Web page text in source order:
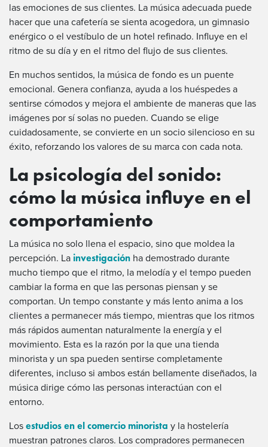
las emociones de sus clientes. La música adecuada puede
hacer que una cafetería se sienta acogedora, un gimnasio
enérgico o el vestíbulo de un hotel refinado. Influye en el
ritmo de su día y en el ritmo del flujo de sus clientes.
En muchos sentidos, la música de fondo es un puente
emocional. Genera confianza, ayuda a los huéspedes a
sentirse cómodos y mejora el ambiente de maneras que las
imágenes por sí solas no pueden. Cuando se elige
cuidadosamente, se convierte en un socio silencioso en su
éxito, reforzando los valores de su marca con cada nota.
La psicología del sonido:
cómo la música influye en el
comportamiento
La música no solo llena el espacio, sino que moldea la
percepción. La investigación ha demostrado durante
mucho tiempo que el ritmo, la melodía y el tempo pueden
cambiar la forma en que las personas piensan y se
comportan. Un tempo constante y más lento anima a los
clientes a permanecer más tiempo, mientras que los ritmos
más rápidos aumentan naturalmente la energía y el
movimiento. Esta es la razón por la que una tienda
minorista y un spa pueden sentirse completamente
diferentes, incluso si ambos están bellamente diseñados, la
música dirige cómo las personas interactúan con el
entorno.
Los estudios en el comercio minorista y la hostelería
muestran patrones claros. Los compradores permanecen